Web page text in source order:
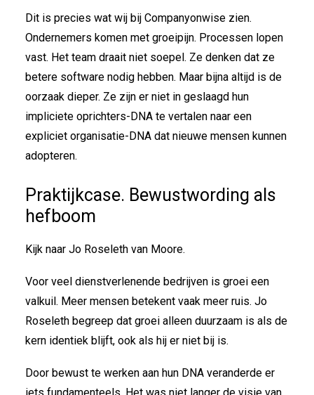
Dit is precies wat wij bij Companyonwise zien.
Ondernemers komen met groeipijn. Processen lopen
vast. Het team draait niet soepel. Ze denken dat ze
betere software nodig hebben. Maar bijna altijd is de
oorzaak dieper. Ze zijn er niet in geslaagd hun
impliciete oprichters-DNA te vertalen naar een
expliciet organisatie-DNA dat nieuwe mensen kunnen
adopteren.
Praktijkcase. Bewustwording als
hefboom
Kijk naar Jo Roseleth van Moore.
Voor veel dienstverlenende bedrijven is groei een
valkuil. Meer mensen betekent vaak meer ruis. Jo
Roseleth begreep dat groei alleen duurzaam is als de
kern identiek blijft, ook als hij er niet bij is.
Door bewust te werken aan hun DNA veranderde er